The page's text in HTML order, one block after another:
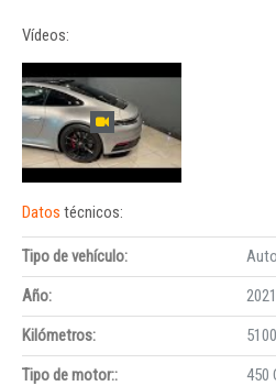
Vídeos:
Datos técnicos:
Tipo de vehículo:
Auto
Año:
2021
Kilómetros:
Tipo de motor::
450